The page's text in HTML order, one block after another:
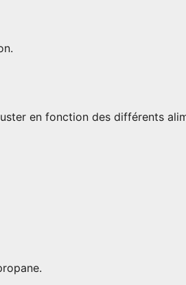
en fonction des différents